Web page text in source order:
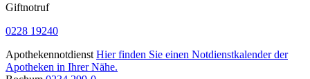
Giftnotruf
0228 19240
Apothekennotdienst Hier finden Sie einen Notdienstkalender der
Apotheken in Ihrer Nähe.